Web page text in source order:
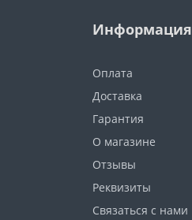
Информация
Оплата
Доставка
Гарантия
О магазине
Отзывы
Реквизиты
Связаться с нами